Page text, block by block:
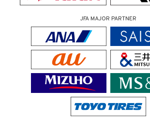
JFA MAJOR PARTNER